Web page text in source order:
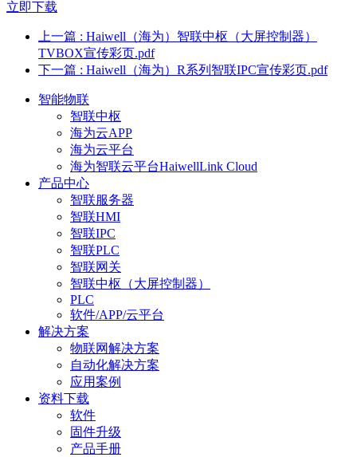
立即下载
上一篇 : Haiwell（海为）智联中枢（大屏控制器）
TVBOX宣传彩页.pdf
下一篇 : Haiwell（海为）R系列智联IPC宣传彩页.pdf
智能物联
智联中枢
海为云APP
海为云平台
海为智联云平台HaiwellLink Cloud
产品中心
智联服务器
智联HMI
智联IPC
智联PLC
智联网关
智联中枢（大屏控制器）
PLC
软件/APP/云平台
解决方案
物联网解决方案
自动化解决方案
应用案例
资料下载
软件
固件升级
产品手册